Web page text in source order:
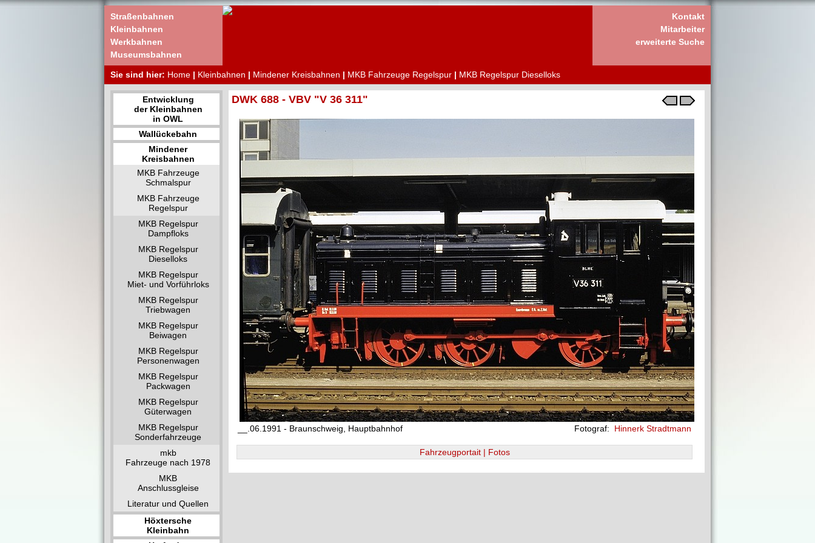
Straßenbahnen
Kleinbahnen
Werkbahnen
Museumsbahnen
Kontakt
Mitarbeiter
erweiterte Suche
Sie sind hier: Home | Kleinbahnen | Mindener Kreisbahnen | MKB Fahrzeuge Regelspur | MKB Regelspur Dieselloks
Entwicklung
der Kleinbahnen
in OWL
Wallückebahn
Mindener
Kreisbahnen
MKB Fahrzeuge
Schmalspur
MKB Fahrzeuge
Regelspur
MKB Regelspur
Dampfloks
MKB Regelspur
Dieselloks
MKB Regelspur
Miet- und Vorführloks
MKB Regelspur
Triebwagen
MKB Regelspur
Beiwagen
MKB Regelspur
Personenwagen
MKB Regelspur
Packwagen
MKB Regelspur
Güterwagen
MKB Regelspur
Sonderfahrzeuge
mkb
Fahrzeuge nach 1978
MKB
Anschlussgleise
Literatur und Quellen
Höxtersche
Kleinbahn
DWK 688 - VBV "V 36 311"
__.06.1991 - Braunschweig, Hauptbahnhof Fotograf: Hinnerk Stradtmann
Fahrzeugportait | Fotos